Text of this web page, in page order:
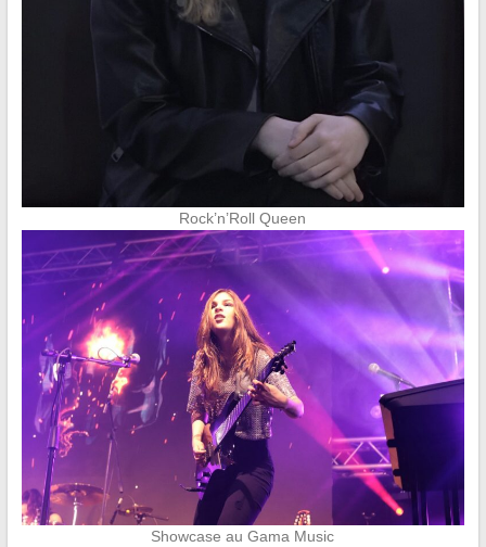
Rock’n’Roll Queen
Showcase au Gama Music